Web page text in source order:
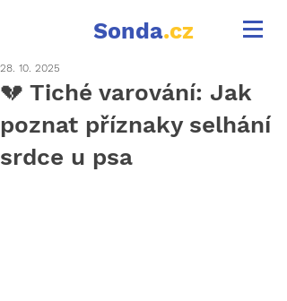
Sonda.cz
💔 Tiché varování: Jak
poznat příznaky selhání
srdce u psa
28. 10. 2025